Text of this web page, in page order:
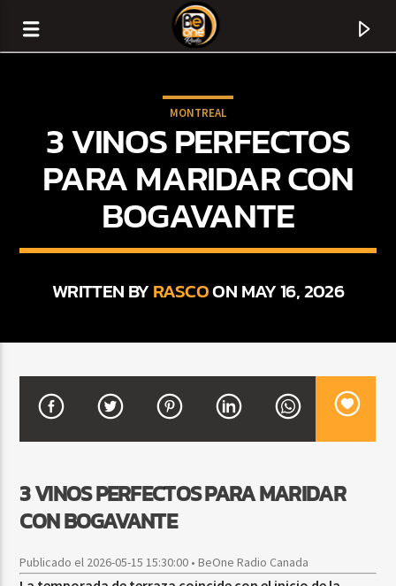
ARTIST
MEZCLA TROPICAL Y SALSA
1:00 PM 3:00 PM
MONTREAL
3 VINOS PERFECTOS
PARA MARIDAR CON
BOGAVANTE
WRITTEN BYRASCOON MAY 16, 2026
3 VINOS PERFECTOS PARA MARIDAR
CON BOGAVANTE
Publicado el 2026-05-15 15:30:00 • BeOne Radio Canada